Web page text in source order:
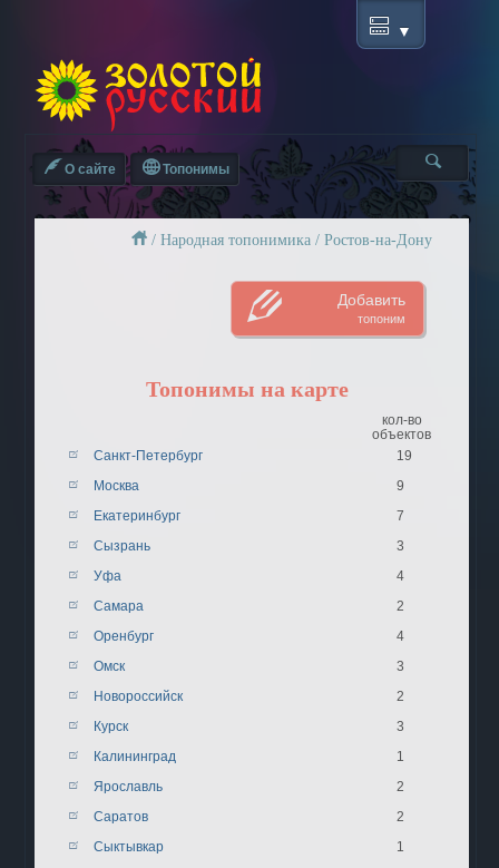
О сайте Топонимы
/ Народная топонимика / Ростов-на-Дону
Добавить
топоним
Топонимы на карте
кол-во
объектов
Санкт-Петербург
19
Москва 9
Екатеринбург 7
Сызрань 3
Уфа 4
Самара 2
Оренбург 4
Омск 3
Новороссийск 2
Курск 3
Калининград 1
Ярославль 2
Саратов 2
Сыктывкар 1